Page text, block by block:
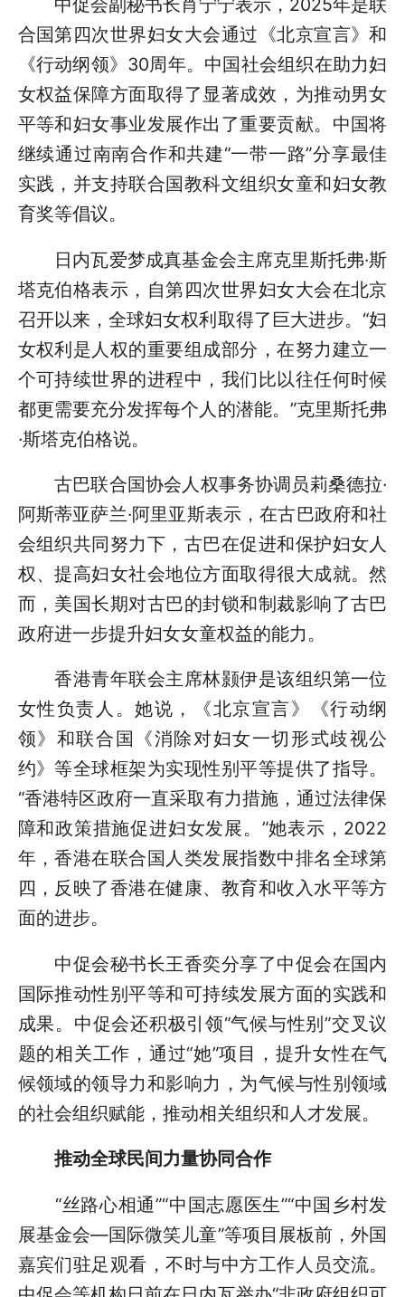
中促会副秘书长肖宁宁表示，2025年是联
合国第四次世界妇女大会通过《北京宣言》和
《行动纲领》30周年。中国社会组织在助力妇
女权益保障方面取得了显著成效，为推动男女
平等和妇女事业发展作出了重要贡献。中国将
继续通过南南合作和共建“一带一路”分享最佳
实践，并支持联合国教科文组织女童和妇女教
育奖等倡议。
日内瓦爱梦成真基金会主席克里斯托弗·斯
塔克伯格表示，自第四次世界妇女大会在北京
召开以来，全球妇女权利取得了巨大进步。“妇
女权利是人权的重要组成部分，在努力建立一
个可持续世界的进程中，我们比以往任何时候
都更需要充分发挥每个人的潜能。”克里斯托弗
·斯塔克伯格说。
古巴联合国协会人权事务协调员莉桑德拉·
阿斯蒂亚萨兰·阿里亚斯表示，在古巴政府和社
会组织共同努力下，古巴在促进和保护妇女人
权、提高妇女社会地位方面取得很大成就。然
而，美国长期对古巴的封锁和制裁影响了古巴
政府进一步提升妇女女童权益的能力。
香港青年联会主席林颢伊是该组织第一位
女性负责人。她说，《北京宣言》《行动纲
领》和联合国《消除对妇女一切形式歧视公
约》等全球框架为实现性别平等提供了指导。
“香港特区政府一直采取有力措施，通过法律保
障和政策措施促进妇女发展。”她表示，2022
年，香港在联合国人类发展指数中排名全球第
四，反映了香港在健康、教育和收入水平等方
面的进步。
中促会秘书长王香奕分享了中促会在国内
国际推动性别平等和可持续发展方面的实践和
成果。中促会还积极引领“气候与性别”交叉议
题的相关工作，通过“她”项目，提升女性在气
候领域的领导力和影响力，为气候与性别领域
的社会组织赋能，推动相关组织和人才发展。
推动全球民间力量协同合作
“丝路心相通”“中国志愿医生”“中国乡村发
展基金会—国际微笑儿童”等项目展板前，外国
嘉宾们驻足观看，不时与中方工作人员交流。